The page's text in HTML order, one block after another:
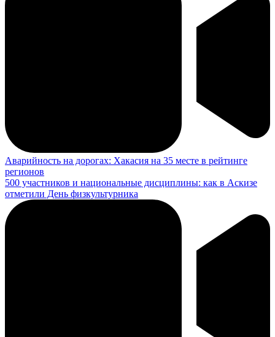
Аварийность на дорогах: Хакасия на 35 месте в рейтинге
регионов
500 участников и национальные дисциплины: как в Аскизе
отметили День физкультурника